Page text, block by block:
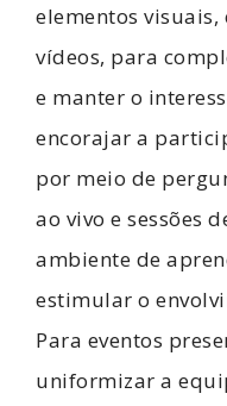
elementos
vídeos, para
e manter o
encorajar a
por meio de
ao vivo e sessões
ambiente de
estimular o
Para eventos
uniformizar a